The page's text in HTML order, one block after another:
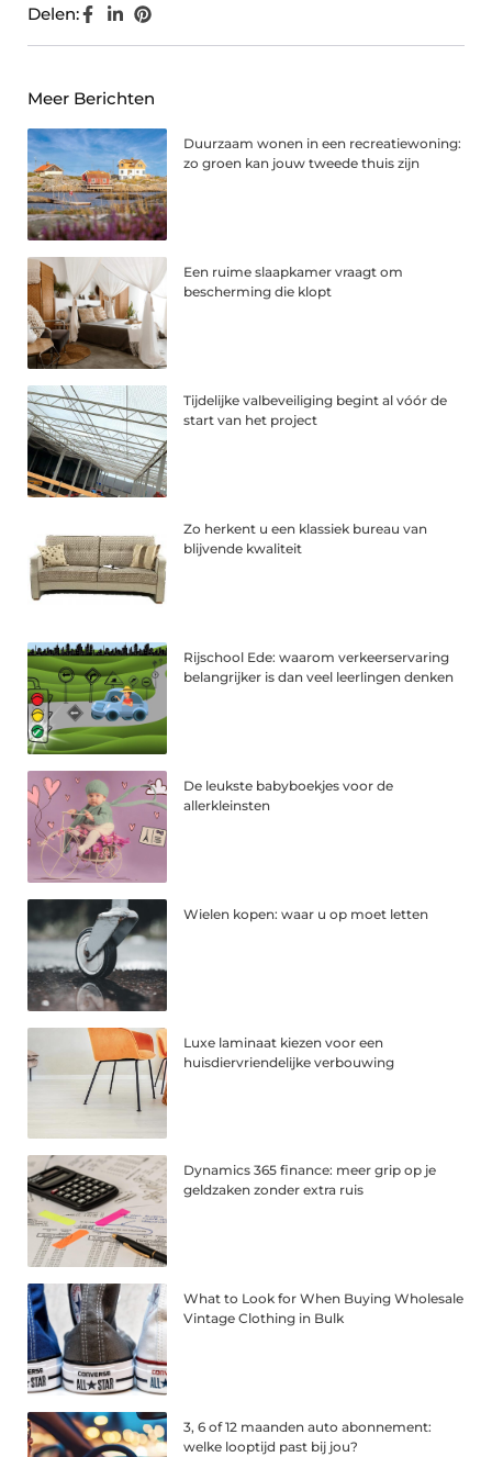
Delen:
Meer Berichten
Duurzaam wonen in een recreatiewoning:
zo groen kan jouw tweede thuis zijn
Een ruime slaapkamer vraagt om
bescherming die klopt
Tijdelijke valbeveiliging begint al vóór de
start van het project
Zo herkent u een klassiek bureau van
blijvende kwaliteit
Rijschool Ede: waarom verkeerservaring
belangrijker is dan veel leerlingen denken
De leukste babyboekjes voor de
allerkleinsten
Wielen kopen: waar u op moet letten
Luxe laminaat kiezen voor een
huisdiervriendelijke verbouwing
Dynamics 365 finance: meer grip op je
geldzaken zonder extra ruis
What to Look for When Buying Wholesale
Vintage Clothing in Bulk
3, 6 of 12 maanden auto abonnement:
welke looptijd past bij jou?